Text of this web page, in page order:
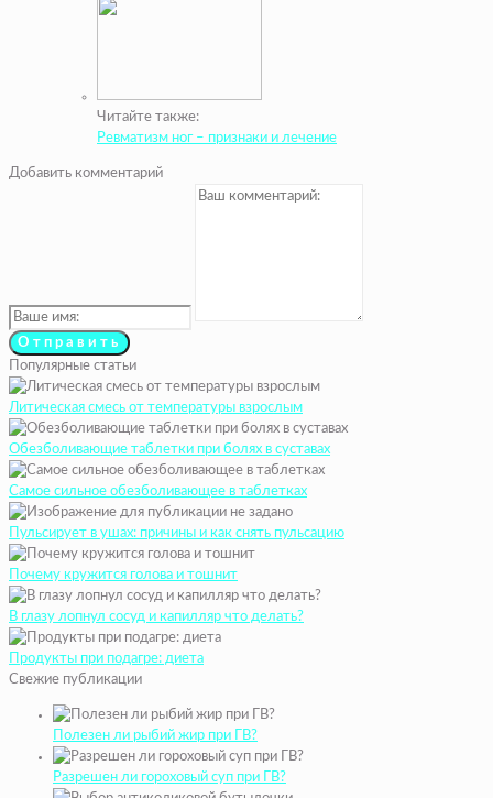
Читайте также:
Ревматизм ног – признаки и лечение
Добавить комментарий
Популярные статьи
Литическая смесь от температуры взрослым
Обезболивающие таблетки при болях в суставах
Самое сильное обезболивающее в таблетках
Пульсирует в ушах: причины и как снять пульсацию
Почему кружится голова и тошнит
В глазу лопнул сосуд и капилляр что делать?
Продукты при подагре: диета
Свежие публикации
Полезен ли рыбий жир при ГВ?
Разрешен ли гороховый суп при ГВ?